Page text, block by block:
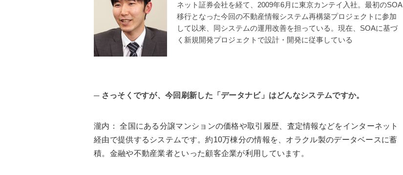
ネット証券会社を経て、2009年6月に東京カンテイ入社。最初のSOA
移行となった今回の不動産情報システム再構築プロジェクトに参加
して以来、同システムの運用改善を担っている。現在、SOAに基づ
く新規開発プロジェクトで設計・開発に従事している
─ さっそくですが、今回刷新した「データナビ」はどんなシステムですか。
瀧内 ： 全国にある分譲マンションの価格や取引履歴、査定情報などをインターネット
経由で提供するシステムです。約10万棟分の情報を、オラクル製のデータベースに蓄
積。金融や不動産業者といった顧客企業が利用しています。